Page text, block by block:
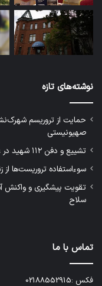
نوشته‌های تازه
حمایت از تروریسم
صهیونیستی
تشییع و دفن ۱۱۲ شهید در غزه پس از سه سال
سوءاستفاده تروریست‌ها از
تقویت پیشگیری و واکنش
سلاح
تماس با ما
فکس :02188552915